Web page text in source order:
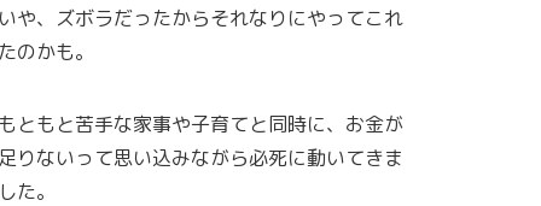
いや、ズボラだったからそれなりにやってこれ
たのかも。
もともと苦手な家事や子育てと同時に、お金が
足りないって思い込みながら必死に動いてきま
した。